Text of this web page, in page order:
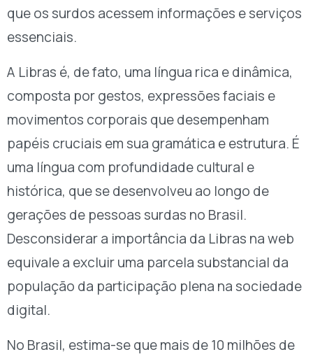
que os surdos acessem informações e serviços
essenciais.
A Libras é, de fato, uma língua rica e dinâmica,
composta por gestos, expressões faciais e
movimentos corporais que desempenham
papéis cruciais em sua gramática e estrutura. É
uma língua com profundidade cultural e
histórica, que se desenvolveu ao longo de
gerações de pessoas surdas no Brasil.
Desconsiderar a importância da Libras na web
equivale a excluir uma parcela substancial da
população da participação plena na sociedade
digital.
No Brasil, estima-se que mais de 10 milhões de